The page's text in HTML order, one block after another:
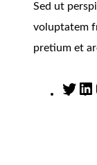
Sed ut
voluptatem
pretium et
T